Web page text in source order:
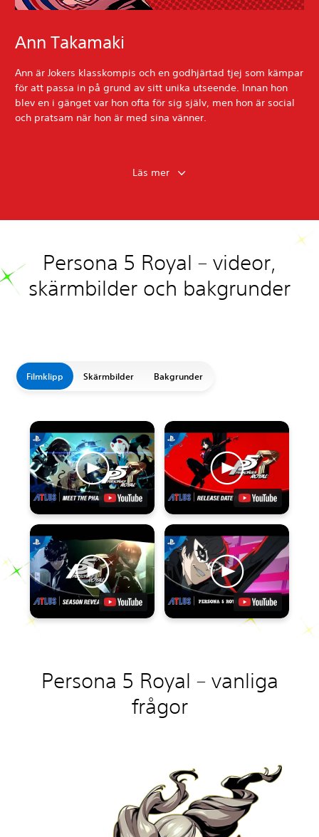
Ann Takamaki
Ann är Jokers klasskompis och en godhjärtad tjej som kämpar
för att passa in på grund av sitt unika utseende. Innan hon
blev en i gänget var hon ofta för sig själv, men hon är social
och pratsam när hon är med sina vänner.
Läs mer
Persona 5 Royal – videor,
skärmbilder och bakgrunder
Filmklipp Skärmbilder Bakgrunder
Persona 5 Royal – vanliga
frågor